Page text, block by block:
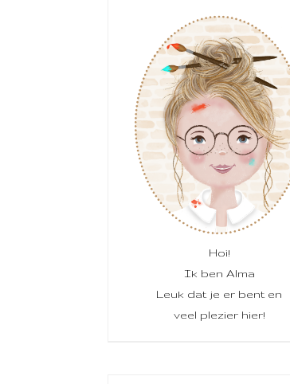
Hoi!
Ik ben Alma
Leuk dat je er bent en
veel plezier hier!